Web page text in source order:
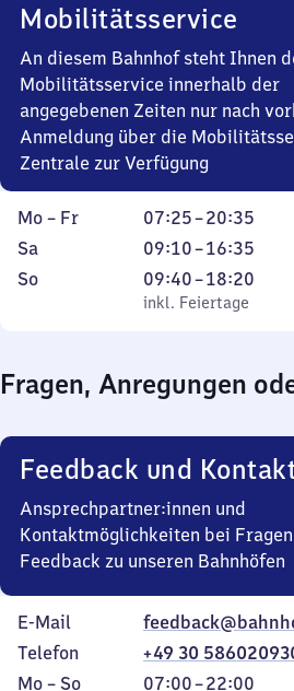
Mobilitätsservice
An diesem Bahnhof steht Ihnen
Mobilitätsservice innerhalb der
angegebenen Zeiten nur nach
Anmeldung über die
Zentrale zur Verfügung
Montag
bis
Freitag
Mo – Fr 07:25–20:35
Von
7
Uhr
25
Uhr
35
Samstag
Sa 09:10–16:35
Von
9
Uhr
16
Uhr
35
Sonntag
So,
inkl. Feiertage
09:40–18:20
Von
9
bis
Uhr
20
inkl. Feiertage
Fragen, Anregungen
Feedback und
Ansprechpartner:innen und
Kontaktmöglichkeiten bei
Feedback zu unseren Bahnhöfen
E-Mail
Telefon
+49 30
Montag
Mo – So,
07:00–22:00
Von